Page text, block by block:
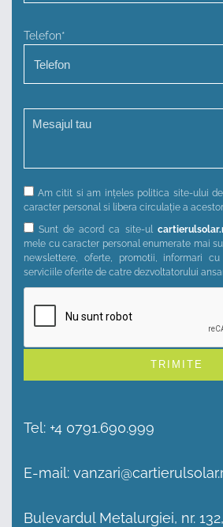
Telefon*
Am citit si am ințeles politica site-ului
caracter personal si libera circulație a
Sunt de acord ca site-ul
mele cu caracter personal enumerate mai
newslettere, oferte, promotii, informari
serviciile oferite de catre dezvoltatorului
Tel: +4 0791.690.999
E-mail:
Bulevardul Metalurgiei, nr.